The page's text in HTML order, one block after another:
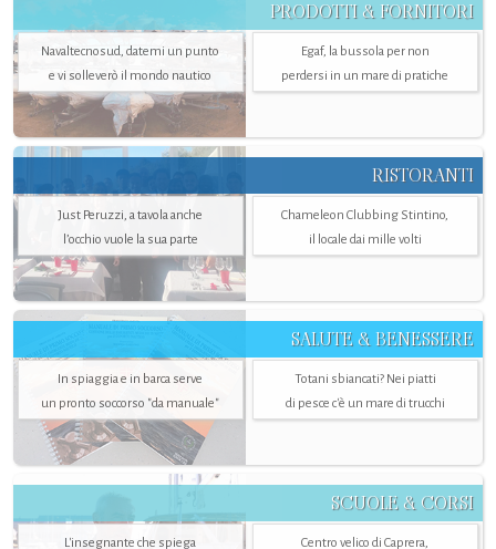
PRODOTTI & FORNITORI
Navaltecnosud, datemi un punto
e vi solleverò il mondo nautico
Egaf, la bussola per non
perdersi in un mare di pratiche
RISTORANTI
Just Peruzzi, a tavola anche
l’occhio vuole la sua parte
Chameleon Clubbing Stintino,
il locale dai mille volti
SALUTE & BENESSERE
In spiaggia e in barca serve
un pronto soccorso "da manuale"
Totani sbiancati? Nei piatti
di pesce c'è un mare di trucchi
SCUOLE & CORSI
L'insegnante che spiega
Centro velico di Caprera,